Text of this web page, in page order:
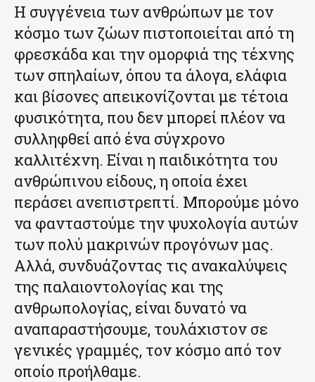
Η συγγένεια των ανθρώπων με τον
κόσμο των ζώων πιστοποιείται από τη
φρεσκάδα και την ομορφιά της τέχνης
των σπηλαίων, όπου τα άλογα, ελάφια
και βίσονες απεικονίζονται με τέτοια
φυσικότητα, που δεν μπορεί πλέον να
συλληφθεί από ένα σύγχρονο
καλλιτέχνη. Είναι η παιδικότητα του
ανθρώπινου είδους, η οποία έχει
περάσει ανεπιστρεπτί. Μπορούμε μόνο
να φανταστούμε την ψυχολογία αυτών
των πολύ μακρινών προγόνων μας.
Αλλά, συνδυάζοντας τις ανακαλύψεις
της παλαιοντολογίας και της
ανθρωπολογίας, είναι δυνατό να
αναπαραστήσουμε, τουλάχιστον σε
γενικές γραμμές, τον κόσμο από τον
οποίο προήλθαμε.